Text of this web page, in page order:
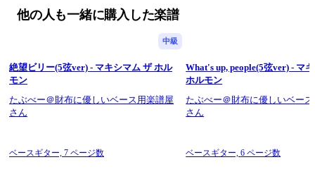
Lyrics are included at the beginning of each section to help you
follow the song structure while playing.
Written without repeat signs for easier reading during
This score has been transcribed from the original CD audio and
aims to reproduce the original bass performance as faithfully as
[JP]
他の人も一緒に購入した楽譜
中級
絶望ビリー(5弦ver) - マキシマム ザ ホル
モン
たぶべー＠財布に優しいベース用楽譜屋
さん
ベースギター, 7 ページ数
What's up, people(5弦ver) - マ
ホルモン
たぶべー＠財布に優しいベー
さん
ベースギター,6 ページ数